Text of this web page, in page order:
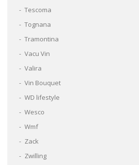
Tescoma
Tognana
Tramontina
Vacu Vin
Valira
Vin Bouquet
WD lifestyle
Wesco
Wmf
Zack
Zwilling